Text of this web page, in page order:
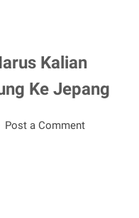
Kalian
Ke Jepang
Post a Comment